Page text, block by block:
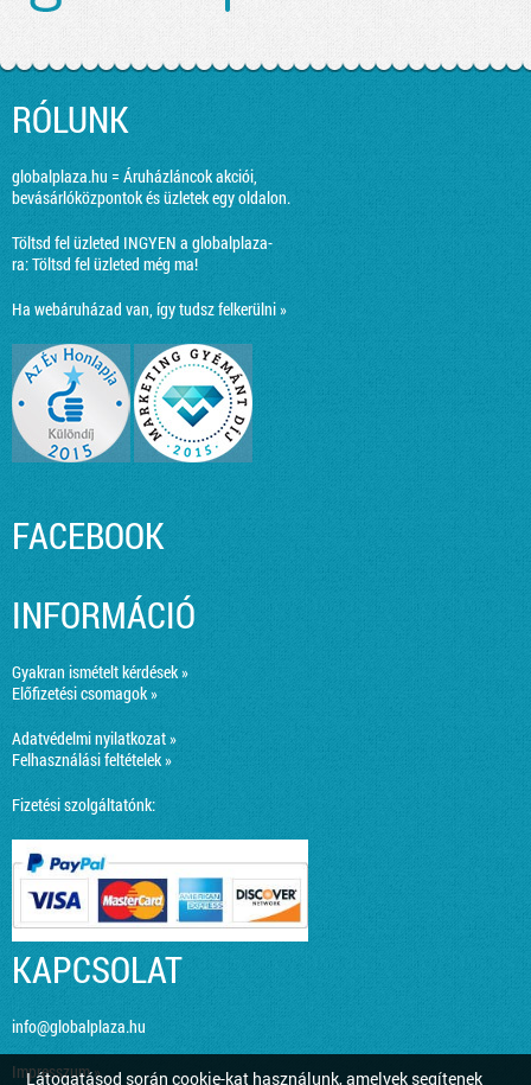
Látogatásod során cookie-kat használunk, amelyek segítenek
RÓLUNK
globalplaza.hu = Áruházláncok akciói,
bevásárlóközpontok és üzletek egy oldalon.
Töltsd fel üzleted INGYEN a globalplaza-
ra:Töltsd fel üzleted még ma!
Ha webáruházad van, így tudsz felkerülni »
FACEBOOK
INFORMÁCIÓ
Gyakran ismételt kérdések »
Előfizetési csomagok »
Adatvédelmi nyilatkozat »
Felhasználási feltételek »
Fizetési szolgáltatónk:
KAPCSOLAT
info@globalplaza.hu
Impresszum »